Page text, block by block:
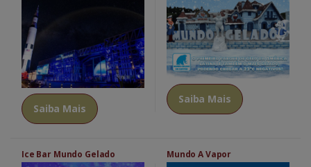
Saiba Mais
Saiba Mais
Ice Bar Mundo Gelado Mundo A Vapor